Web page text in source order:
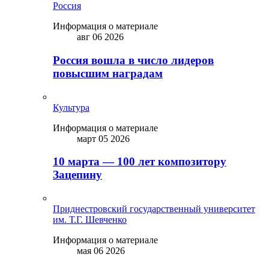
Россия
Информация о материале
авг 06 2026
Россия вошла в число лидеров
повысшим наградам
Культура
Информация о материале
март 05 2026
10 марта — 100 лет композитору
Зацепину
Приднестровский государственный университет
им. Т.Г. Шевченко
Информация о материале
мая 06 2026